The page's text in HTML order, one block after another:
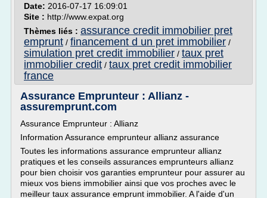
Date: 2016-07-17 16:09:01
Site : http://www.expat.org
Thèmes liés : assurance credit immobilier pret
emprunt / financement d un pret immobilier /
simulation pret credit immobilier / taux pret
immobilier credit / taux pret credit immobilier
france
Assurance Emprunteur : Allianz -
assuremprunt.com
Assurance Emprunteur : Allianz
Information Assurance emprunteur allianz assurance
Toutes les informations assurance emprunteur allianz
pratiques et les conseils assurances emprunteurs allianz
pour bien choisir vos garanties emprunteur pour assurer au
mieux vos biens immobilier ainsi que vos proches avec le
meilleur taux assurance emprunt immobilier. A l'aide d'un